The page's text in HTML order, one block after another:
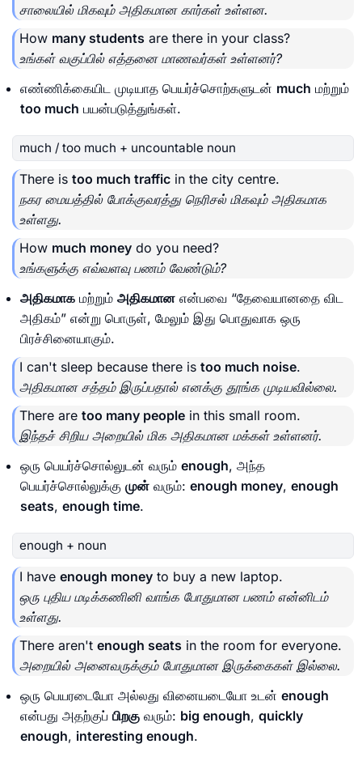
சாலையில் மிகவும் அதிகமான கார்கள் உள்ளன.
How many students are there in your class?
உங்கள் வகுப்பில் எத்தனை மாணவர்கள் உள்ளனர்?
எண்ணிக்கையிட முடியாத பெயர்ச்சொற்களுடன் much மற்றும்
too much பயன்படுத்துங்கள்.
much / too much + uncountable noun
There is too much traffic in the city centre.
நகர மையத்தில் போக்குவரத்து நெரிசல் மிகவும் அதிகமாக
உள்ளது.
How much money do you need?
உங்களுக்கு எவ்வளவு பணம் வேண்டும்?
அதிகமாக மற்றும் அதிகமான என்பவை “தேவையானதை விட
அதிகம்” என்று பொருள், மேலும் இது பொதுவாக ஒரு
பிரச்சினையாகும்.
I can't sleep because there is too much noise.
அதிகமான சத்தம் இருப்பதால் எனக்கு தூங்க முடியவில்லை.
There are too many people in this small room.
இந்தச் சிறிய அறையில் மிக அதிகமான மக்கள் உள்ளனர்.
ஒரு பெயர்ச்சொல்லுடன் வரும் enough, அந்த
பெயர்ச்சொல்லுக்கு முன் வரும்: enough money, enough
seats, enough time.
enough + noun
I have enough money to buy a new laptop.
ஒரு புதிய மடிக்கணினி வாங்க போதுமான பணம் என்னிடம்
உள்ளது.
There aren't enough seats in the room for everyone.
அறையில் அனைவருக்கும் போதுமான இருக்கைகள் இல்லை.
ஒரு பெயரடையோ அல்லது வினையடையோ உடன் enough
என்பது அதற்குப் பிறகு வரும்: big enough, quickly
enough, interesting enough.